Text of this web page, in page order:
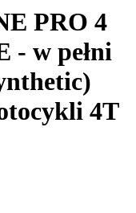
PRO 4
- w pełni
4T